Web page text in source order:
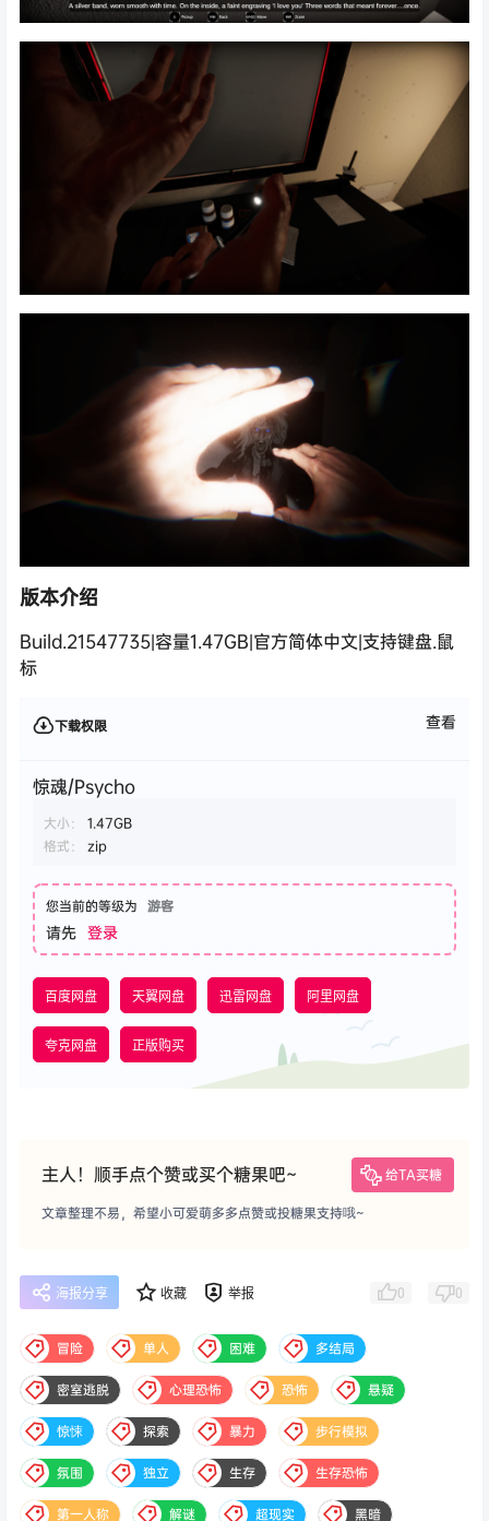
版本介绍
Build.21547735|容量1.47GB|官方简体中文|支持键盘.鼠
标
下载权限 查看
惊魂/Psycho
大小：
1.47GB
格式：
zip
您当前的等级为 游客
请先 登录
百度网盘 天翼网盘 迅雷网盘 阿里网盘
夸克网盘 正版购买
主人！顺手点个赞或买个糖果吧~ 给TA买糖
文章整理不易，希望小可爱萌多多点赞或投糖果支持哦~
海报分享 收藏 举报 0 0
冒险 单人 困难 多结局
密室逃脱 心理恐怖 恐怖 悬疑
惊悚 探索 暴力 步行模拟
氛围 独立 生存 生存恐怖
第一人称 解谜 超现实 黑暗